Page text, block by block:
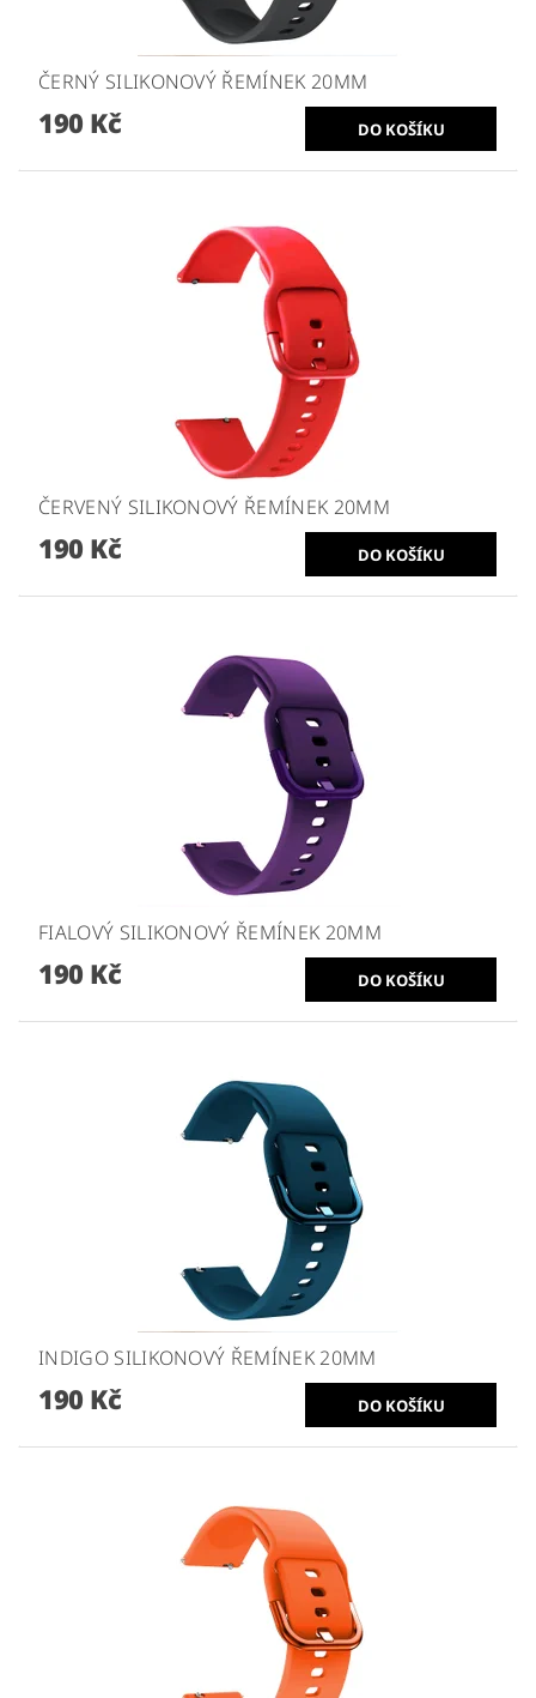
ČERNÝ SILIKONOVÝ ŘEMÍNEK 20MM
190 Kč
ČERVENÝ SILIKONOVÝ ŘEMÍNEK 20MM
190 Kč
FIALOVÝ SILIKONOVÝ ŘEMÍNEK 20MM
190 Kč
INDIGO SILIKONOVÝ ŘEMÍNEK 20MM
190 Kč